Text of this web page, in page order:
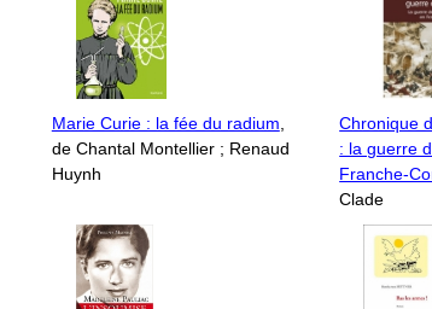
Marie Curie : la fée du radium,
de Chantal Montellier ; Renaud
Huynh
Chronique
: la guerre
Franche-
Clade